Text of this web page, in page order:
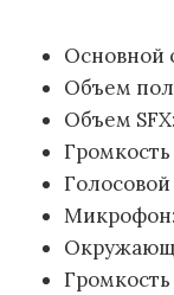
Основной
Объем
Объем
Голосовой